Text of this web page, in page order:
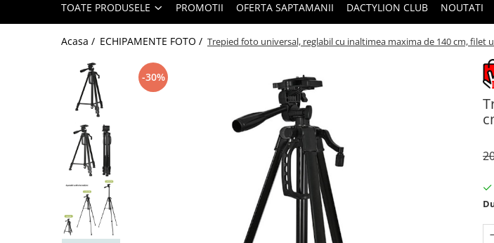
TOATE PRODUSELE PROMOTII OFERTA SAPTAMANII DACTYLION CLUB NOUTATI
Acasa / ECHIPAMENTE FOTO / Trepied foto universal, reglabil cu inaltimea maxima de 140 cm, filet
-30%